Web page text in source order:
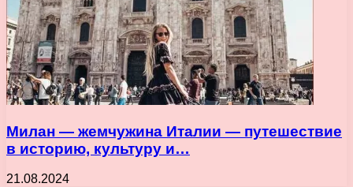
Милан — жемчужина Италии — путешествие
в историю, культуру и…
21.08.2024